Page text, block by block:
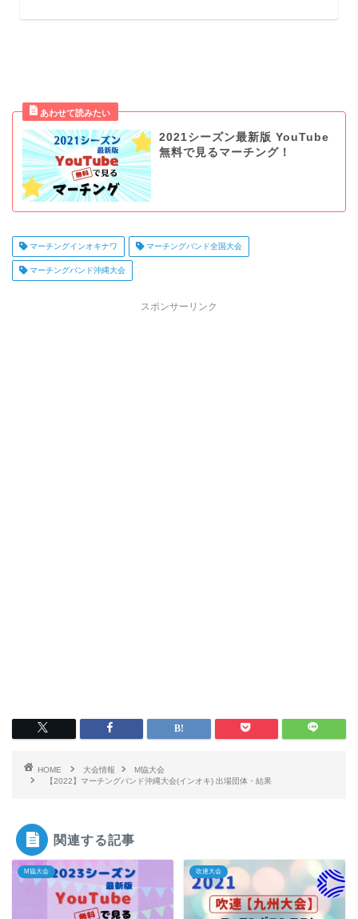
2021シーズン最新版 YouTube
無料で見るマーチング！
マーチングインオキナワ マーチングバンド全国大会
マーチングバンド沖縄大会
スポンサーリンク
HOME 大会情報
M協大会
【2022】マーチングバンド沖縄大会(インオキ) 出場団体・結果
関連する記事
M協大会 吹連大会